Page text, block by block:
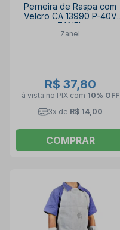
Perneira de Raspa com
Velcro CA 13990 P-40V
ZANEL
Zanel
R$ 37,80
à vista no PIX com 10% OFF
3x de R$ 14,00
COMPRAR